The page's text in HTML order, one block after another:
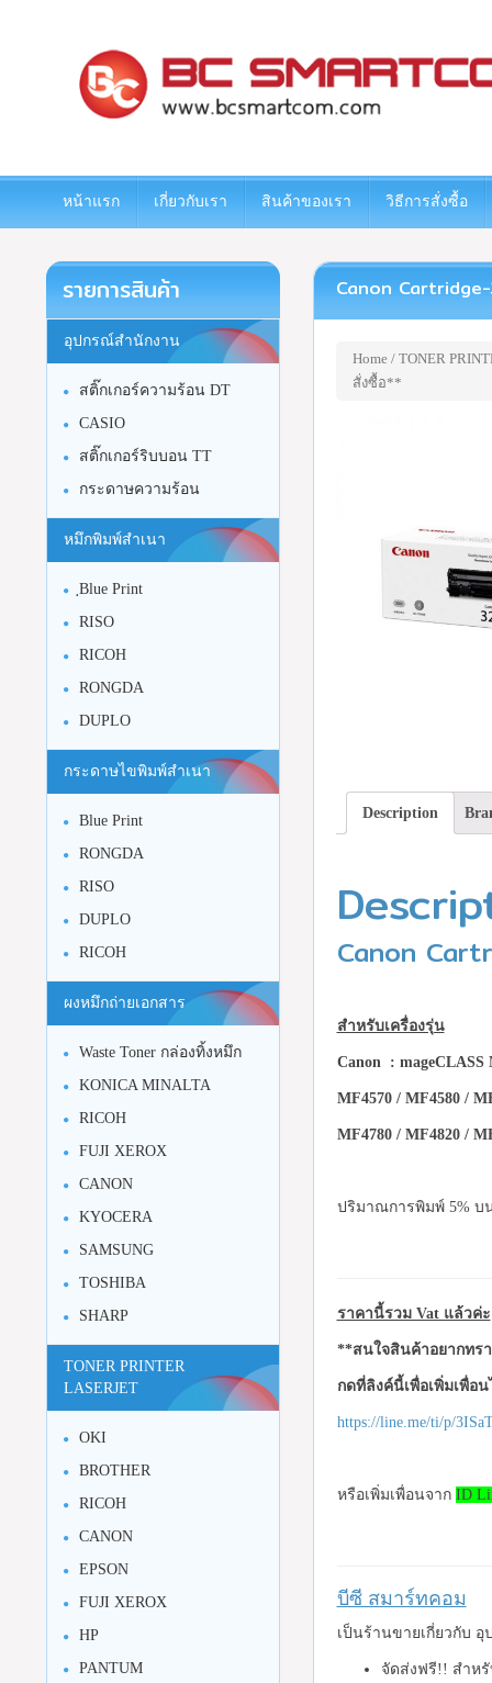
หน้าแรก เกี่ยวกับเรา สินค้าของเรา วิธีการสั่งซื้อ
Canon
Home/ TONER
สั่งซื้อ**
Description
Canon
สำหรับเครื่องรุ่น
Canon : mageCLASS
MF4570 / MF4580 /
MF4780 / MF4820 /
ปริมาณการพิมพ์ 5% บ
ราคานี้รวม Vat แล้วค่ะ
**สนใจสินค้าอยากทร
กดที่ลิงค์นี้เพื่อเพิ่มเพื่อ
https://line.me/ti/p/
หรือเพิ่มเพื่อนจาก ID
บีซี สมาร์ทคอม
เป็นร้านขายเกี่ยวกับ
จัดส่งฟรี!! สำห
รายการสินค้า
อุปกรณ์สำนักงาน
สติ๊กเกอร์ความร้อน DT
CASIO
สติ๊กเกอร์ริบบอน TT
กระดาษความร้อน
หมึกพิมพ์สำเนา
ฺBlue Print
RISO
RICOH
RONGDA
DUPLO
กระดาษไขพิมพ์สำเนา
Blue Print
RONGDA
RISO
DUPLO
RICOH
ผงหมึกถ่ายเอกสาร
Waste Toner กล่องทิ้งหมึก
KONICA MINALTA
RICOH
FUJI XEROX
CANON
KYOCERA
SAMSUNG
TOSHIBA
SHARP
TONER PRINTER
LASERJET
OKI
BROTHER
RICOH
CANON
EPSON
FUJI XEROX
HP
PANTUM